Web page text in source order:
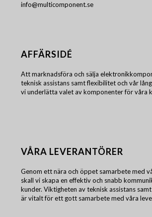
info@multicomponent.se
AFFÄRSIDÉ
Att marknadsföra och sälja
teknisk assistans samt flexibilitet och vår
vi underlätta valet av komponenter för våra
VÅRA LEVERANTÖRER
Genom ett nära och öppet samarbete med
skall vi skapa en effektiv och snabb
kunder. Viktigheten av teknisk assistans
är vitalt för ett gott samarbete med våra